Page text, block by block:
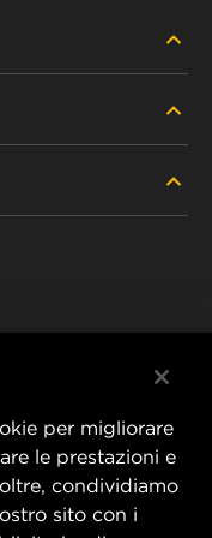
per migliorare
le prestazioni e
condividiamo
sito con i